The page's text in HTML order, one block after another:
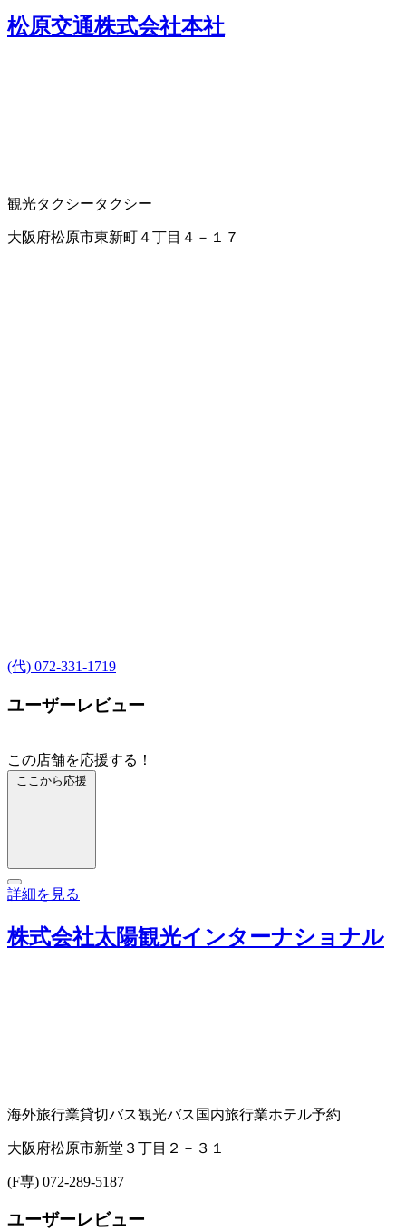
松原交通株式会社本社
観光タクシータクシー
大阪府松原市東新町４丁目４－１７
(代) 072-331-1719
ユーザーレビュー
この店舗を応援する！
ここから応援
詳細を見る
株式会社太陽観光インターナショナル
海外旅行業貸切バス観光バス 国内旅行業ホテル予約
大阪府松原市新堂３丁目２－３１
(F専) 072-289-5187
ユーザーレビュー